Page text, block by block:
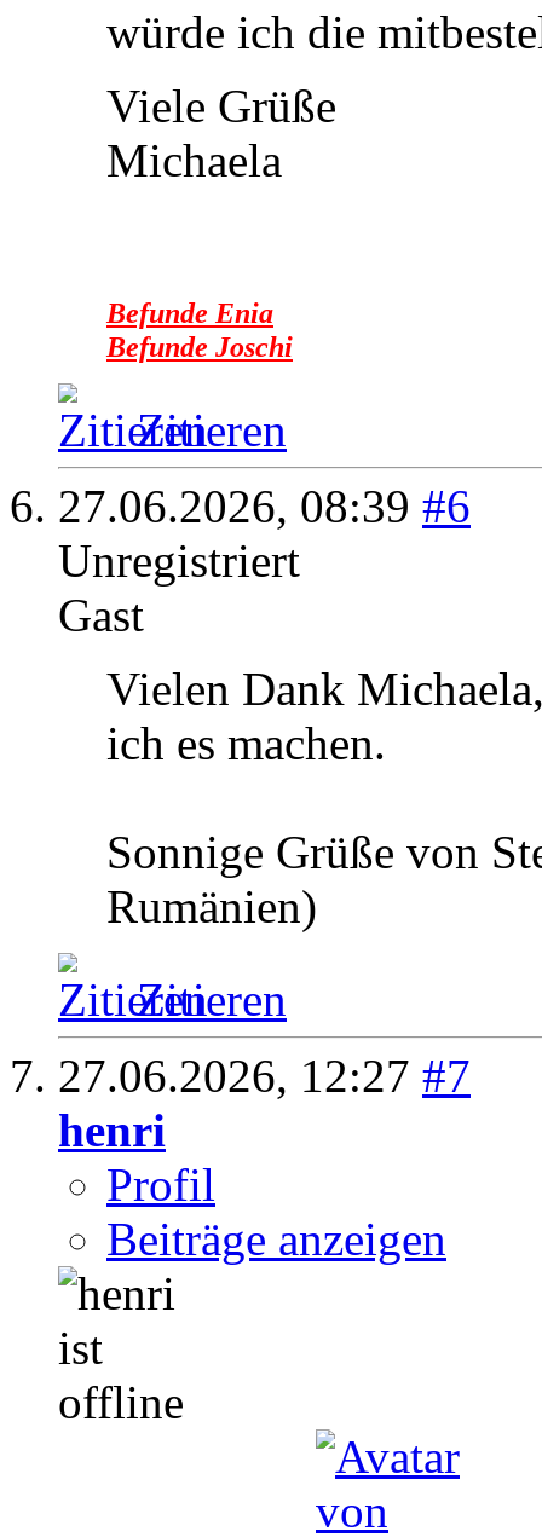
würde ich die
Viele Grüße
Michaela
Befunde Enia
Befunde Joschi
Zitieren
27.06.2026, 08:39 #6
Unregistriert
Gast
Vielen Dank
ich es machen.
Sonnige Grüße von
Rumänien)
Zitieren
27.06.2026, 12:27 #7
henri
Profil
Beiträge anzeigen